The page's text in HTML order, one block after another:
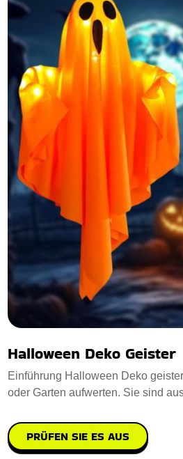
Halloween Deko Geister
Einführung Halloween Deko
oder Garten aufwerten. Sie sind
PRÜFEN SIE ES AUS